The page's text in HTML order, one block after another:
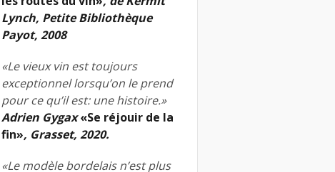
Lynch, Petite Bibliothèque
Payot, 2008
«Le vieux vin est toujours
exceptionnel lorsqu’on le prend
pour ce qu’il est: une histoire.»
Adrien Gygax«Se réjouir de la
fin», Grasset, 2020.
«Le modèle bordelais n’est plus